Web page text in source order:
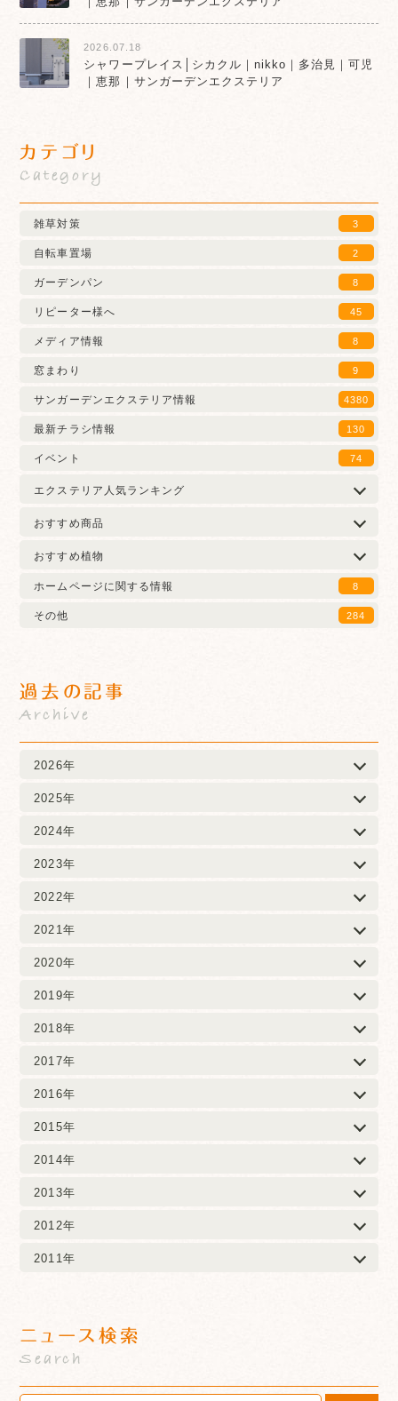
2026.07.18
シャワープレイス│シカクル｜nikko｜多治見｜可児
｜恵那｜サンガーデンエクステリア
カテゴリ
Category
雑草対策 3
自転車置場 2
ガーデンパン 8
リピーター様へ 45
メディア情報 8
窓まわり 9
サンガーデンエクステリア情報 4380
最新チラシ情報 130
イベント 74
エクステリア人気ランキング
おすすめ商品
おすすめ植物
ホームページに関する情報
8
その他 284
過去の記事
Archive
2026年
2025年
2024年
2023年
2022年
2021年
2020年
2019年
2018年
2017年
2016年
2015年
2014年
2013年
2012年
2011年
ニュース検索
Search